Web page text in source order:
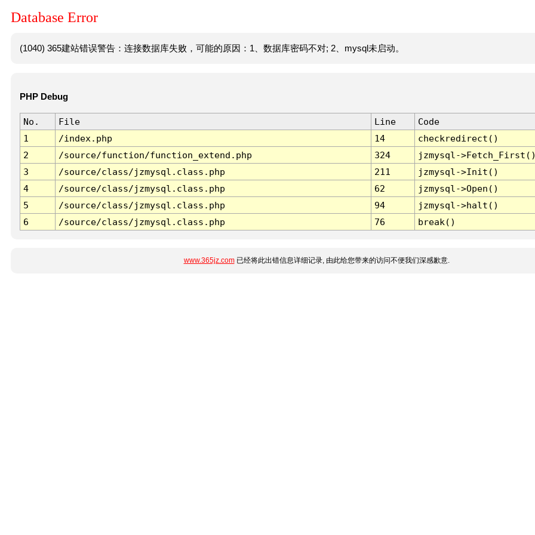
Database Error
(1040) 365建站错误警告：连接数据库失败，可能的原因：1、数据库密码不对; 2、mysql未启动。
PHP Debug
No. File Line
Code
1
/index.php 14
checkredirect()
2
/source/function/function_extend.php 324
jzmysql-
3
/source/class/jzmysql.class.php 211
jzmysql->Init()
4
/source/class/jzmysql.class.php 62
jzmysql->Open()
5
/source/class/jzmysql.class.php 94
jzmysql->halt()
6
/source/class/jzmysql.class.php 76 break()
www.365jz.com已经将此出错信息详细记录, 由此给您带来的访问不便我们深感歉意.